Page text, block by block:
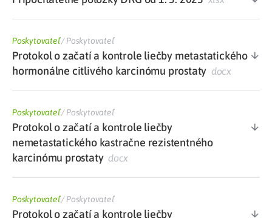
Poskytovateľ/Poskytovateľ
Protokol o začatí a kontrole liečby metastatického
hormonálne citlivého karcinómu prostaty docx
Poskytovateľ/Poskytovateľ
Protokol o začatí a kontrole liečby
nemetastatického kastračne rezistentného
karcinómu prostatydocx
Poskytovateľ/Poskytovateľ
Protokol o začatí a kontrole liečby